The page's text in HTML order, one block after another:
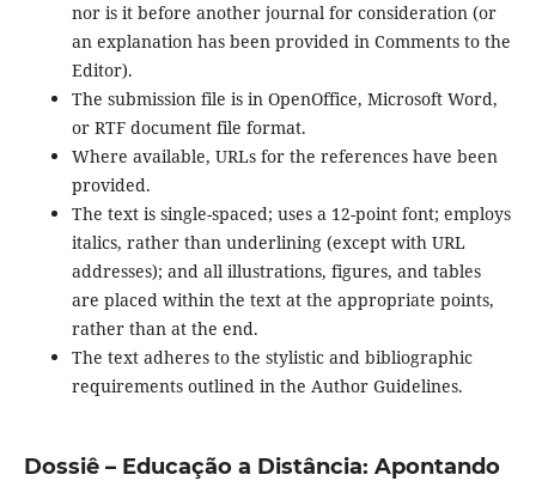
nor is it before another journal for consideration (or
an explanation has been provided in Comments to the
Editor).
The submission file is in OpenOffice, Microsoft Word,
or RTF document file format.
Where available, URLs for the references have been
provided.
The text is single-spaced; uses a 12-point font; employs
italics, rather than underlining (except with URL
addresses); and all illustrations, figures, and tables
are placed within the text at the appropriate points,
rather than at the end.
The text adheres to the stylistic and bibliographic
requirements outlined in the Author Guidelines.
Dossiê – Educação a Distância: Apontando